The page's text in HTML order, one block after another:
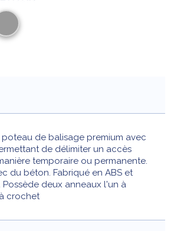
de balisage premium avec
de délimiter un accès
temporaire ou permanente.
du béton. Fabriqué en ABS et
deux anneaux l'un à
crochet